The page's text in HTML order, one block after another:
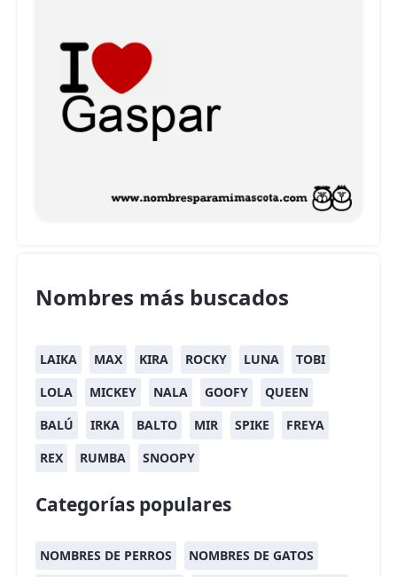
Nombres más buscados
LAIKA MAX KIRA ROCKY LUNA
TOBI
LOLA
MICKEY NALA GOOFY
QUEEN
BALÚ
IRKA BALTO MIR SPIKE
FREYA
REX
RUMBA SNOOPY
Categorías populares
NOMBRES DE PERROS NOMBRES DE GATOS